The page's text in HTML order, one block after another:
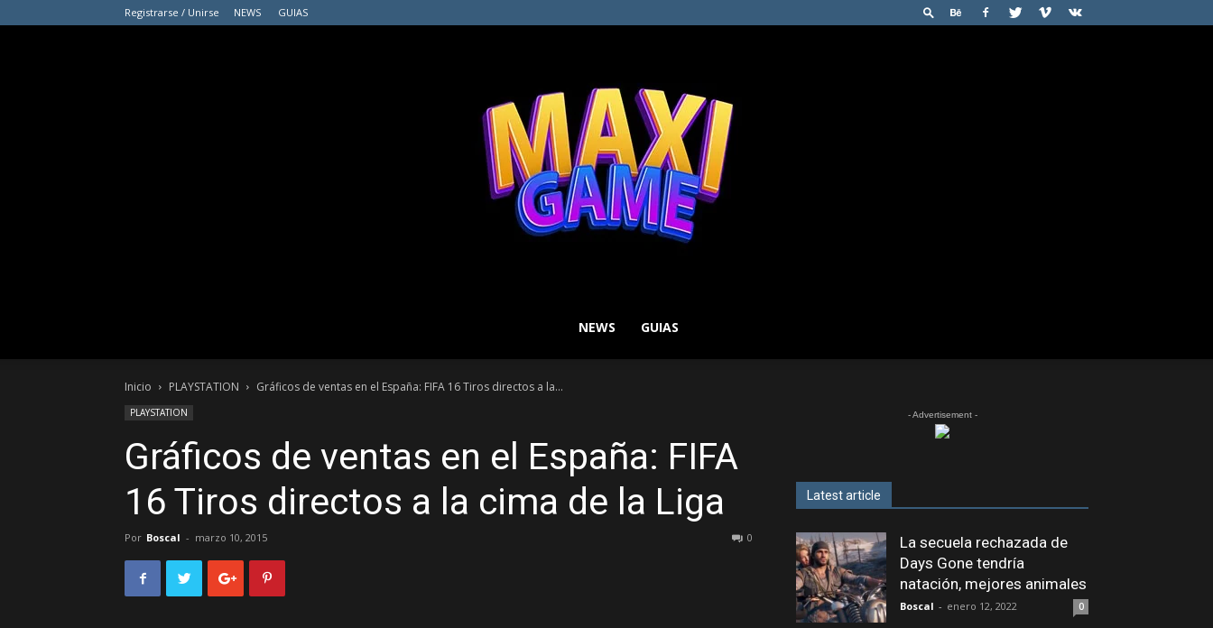
Registrarse / Unirse NEWS GUIAS
GAME
NEWS GUIAS
Inicio PLAYSTATION Gráficos de ventas en el España: FIFA 16 Tiros directos a la...
PLAYSTATION
Gráficos de ventas en el España: FIFA
16 Tiros directos a la cima de la Liga
Por Boscal - marzo 10, 2015 0
- Advertisement -
Latest article
La secuela rechazada de
Days Gone tendría
natación, mejores animales
Boscal - enero 12, 2022 0